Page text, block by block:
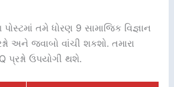
તમે ધોરણ 9 સામાજિક વિજ્ઞાન
અને જવાબો વાંચી શકશો. તમારા
ઉપયોગી થશે.